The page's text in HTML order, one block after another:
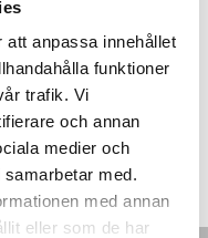
att anpassa innehållet
funktioner
trafik. Vi
och annan
medier och
med.
med annan
eller som de har
magnetprob samt
med 4 mm
V säkerhetsklassning
LÄS MER